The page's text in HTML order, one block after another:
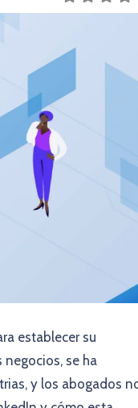
establecer su
se ha
y los abogados